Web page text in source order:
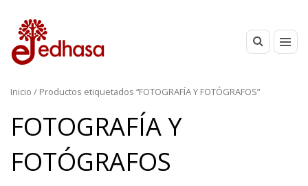
Inicio / Productos etiquetados “FOTOGRAFÍA Y FOTÓGRAFOS”
FOTOGRAFÍA Y
FOTÓGRAFOS